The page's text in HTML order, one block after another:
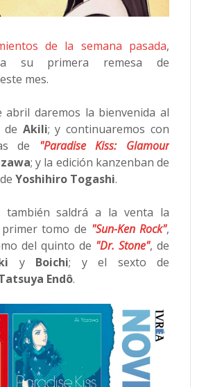
de la semana pasada,
su primera remesa de
mes.
abril daremos la bienvenida al
de Akili; y continuaremos con
de "Paradise Kiss: Glamour
; y la edición kanzenban de
Yoshihiro Togashi.
saldrá a la venta la
tomo de "Sun-Ken Rock",
del quinto de "Dr. Stone", de
y Boichi; y el sexto de
Endô.